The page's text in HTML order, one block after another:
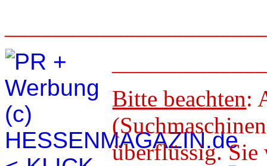
Bitte beachten:
überflüssig.